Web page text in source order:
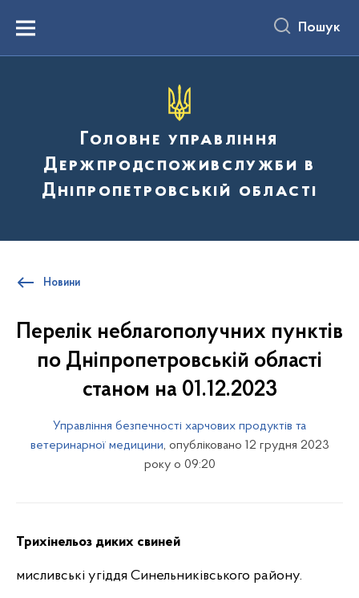
вмістуMenu Пошук
Головне управління
Держпродспоживслужби в
Дніпропетровській області
Новини
Перелік неблагополучних пунктів
по Дніпропетровській області
станом на 01.12.2023
Управління безпечності харчових продуктів та
ветеринарної медицини, опубліковано 12 грудня 2023
року о 09:20
Трихінельоз диких свиней
мисливські угіддя Синельниківського району.